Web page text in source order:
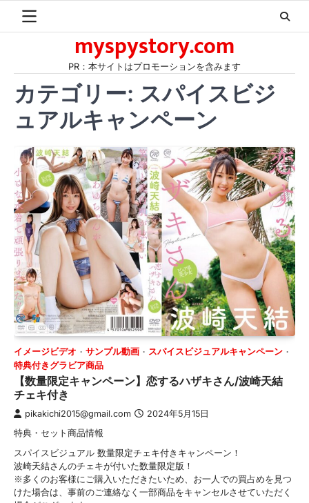
myspystory.com
PR：本サイトはプロモーションを含みます
カテゴリー: スパイスビジ
ュアルキャンペーン
イメージビデオ サンプル動画
スパイスビジュアルキャンペーン
特典付きグラビア商品
【数量限定キャンペーン】恋するハザキさん/波崎天結
チェキ付き
pikakichi2015@gmail.com 2024年5月15日
特典・セット商品情報
スパイスビジュアル 数量限定チェキ付きキャンペーン！
波崎天結さんのチェキが付いた数量限定版！
※多くのお客様にご購入いただきたいため、お一人での買占めを見つ
けた場合は、事前のご連絡なく一部商品をキャンセルさせていただく